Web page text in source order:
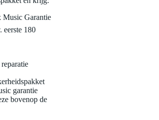
Music Garantie
eerste 180
garantie
bovenop de